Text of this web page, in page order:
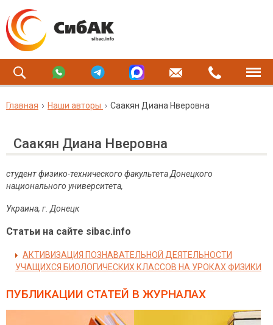
Главная Наши авторы Саакян Диана Нверовна
Саакян Диана Нверовна
студентфизико-технического факультета Донецкого
национального университета,
Украина, г. Донецк
Статьи на сайте sibac.info
АКТИВИЗАЦИЯ ПОЗНАВАТЕЛЬНОЙ ДЕЯТЕЛЬНОСТИ
УЧАЩИХСЯ БИОЛОГИЧЕСКИХ КЛАССОВ НА УРОКАХ ФИЗИКИ
ПУБЛИКАЦИИ СТАТЕЙ В ЖУРНАЛАХ